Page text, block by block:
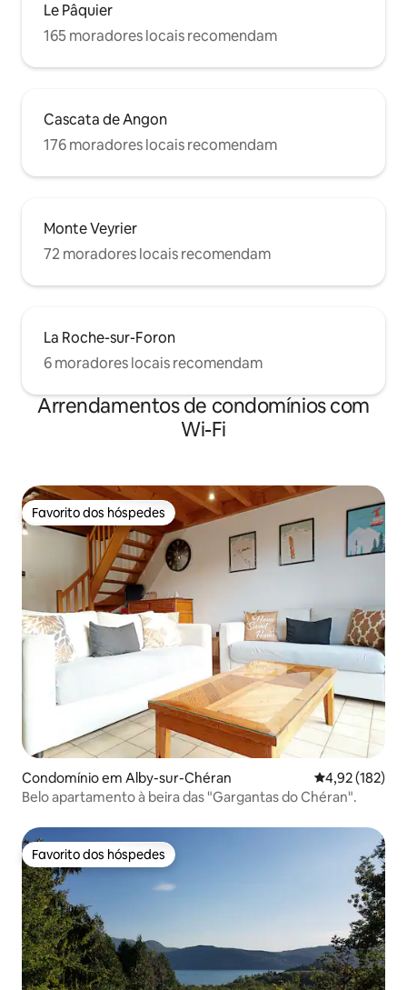
Le Pâquier
165 moradores locais recomendam
Cascata de Angon
176 moradores locais recomendam
Monte Veyrier
72 moradores locais recomendam
La Roche-sur-Foron
6 moradores locais recomendam
Arrendamentos de condomínios com
Wi-Fi
Favorito dos hóspedes
Favorito dos hóspedes
Condomínio em Alby-sur-Chéran Classificação
4,92 (182)
Belo apartamento à beira das "Gargantas do Chéran".
Favorito dos hóspedes
Favorito dos hóspedes